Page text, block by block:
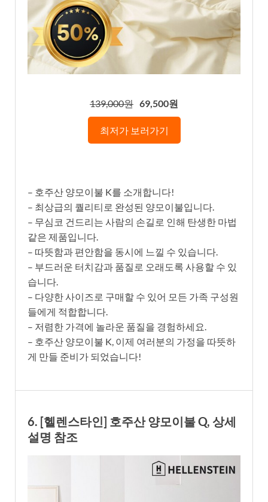
139,000원 69,500원
최저가 보러가기
– 호주산 양모이불 K를 소개합니다!
– 최상급의 퀄리티로 완성된 양모이불입니다.
– 무심코 건드리는 사람의 손길로 인해 탄생한 마법
같은 제품입니다.
– 따뜻함과 편안함을 동시에 느낄 수 있습니다.
– 부드러운 터치감과 품질로 오래도록 사용할 수 있
습니다.
– 다양한 사이즈로 구매할 수 있어 모든 가족 구성원
들에게 적합합니다.
– 저렴한 가격에 놀라운 품질을 경험하세요.
– 호주산 양모이불 K, 이제 여러분의 가정을 따뜻하
게 만들 준비가 되었습니다!
6. [헬렌스타인] 호주산 양모이불 Q, 상세
설명 참조